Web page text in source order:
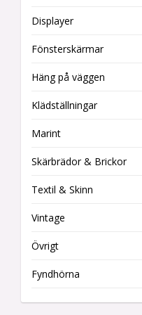
Displayer
Fönsterskärmar
Häng på väggen
Klädställningar
Marint
Skärbrädor & Brickor
Textil & Skinn
Vintage
Övrigt
Fyndhörna